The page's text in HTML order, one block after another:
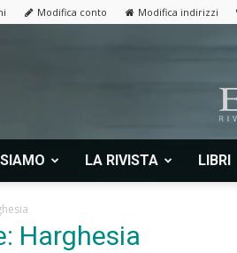
Modifica conto Modifica indirizzi
LA RIVISTA LIBRI
Harghesia